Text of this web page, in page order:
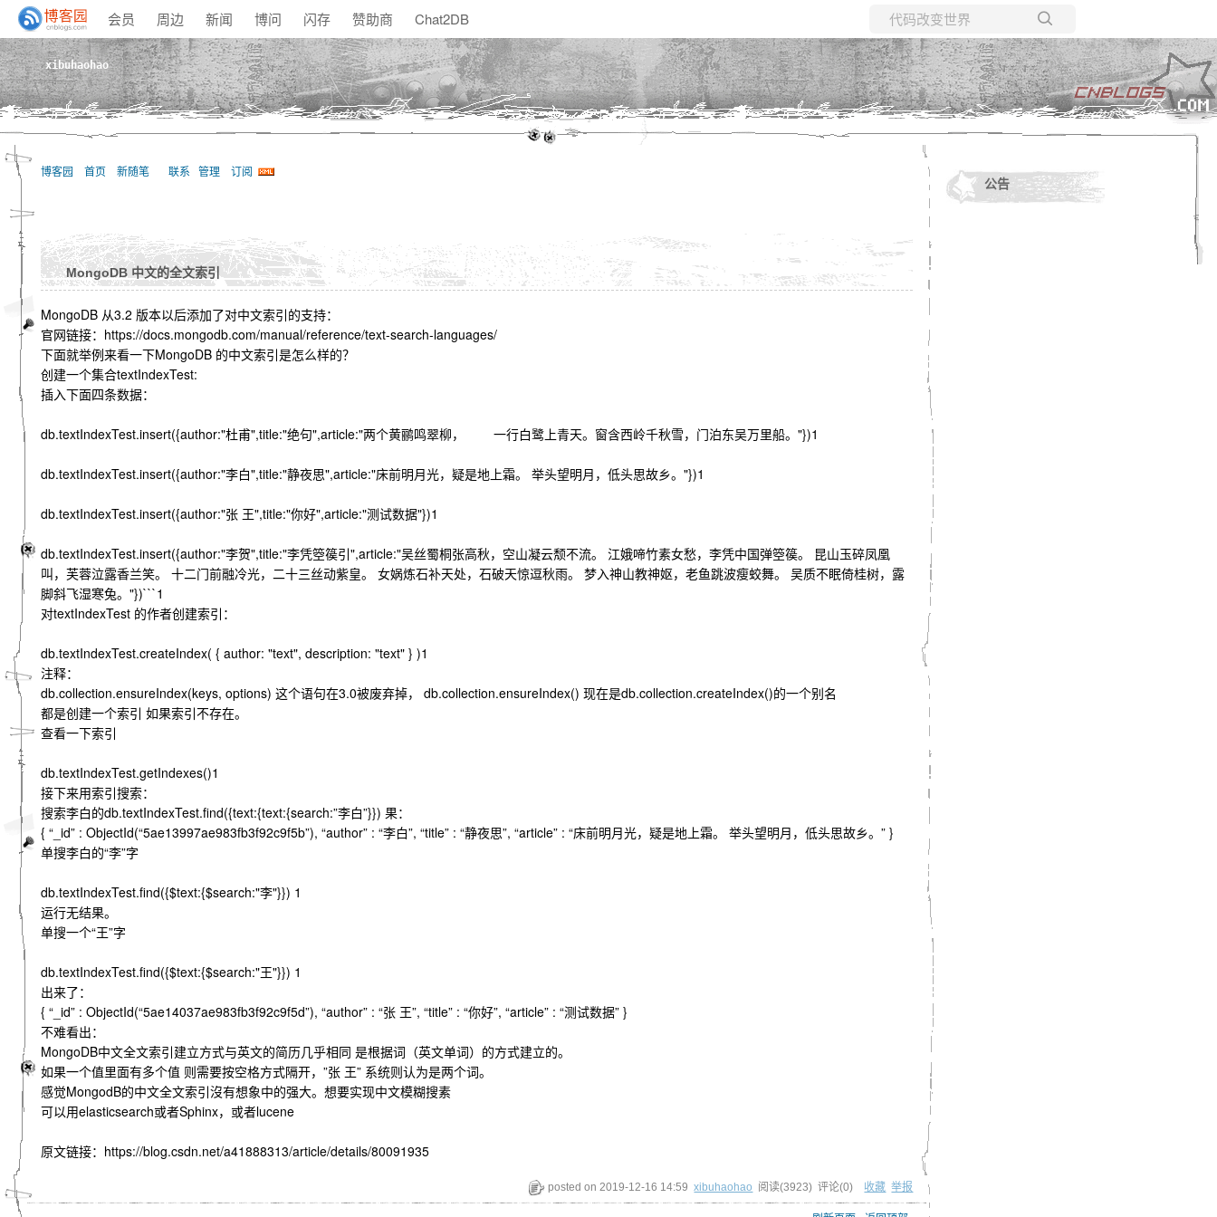
会员 周边 新闻 博问 闪存 赞助商 Chat2DB
所有博客
当前博客
xibuhaohao
博客园 首页 新随笔 联系 管理 订阅
MongoDB 中文的全文索引
MongoDB 从3.2 版本以后添加了对中文索引的支持：
官网链接：https://docs.mongodb.com/manual/reference/text-search-languages/
下面就举例来看一下MongoDB 的中文索引是怎么样的？
创建一个集合textIndexTest:
插入下面四条数据：
db.textIndexTest.insert({author:"杜甫",title:"绝句",article:"两个黄鹂鸣翠柳， 一行白鹭上青天。窗含西岭千秋雪，门泊东吴万里船。"})1
db.textIndexTest.insert({author:"李白",title:"静夜思",article:"床前明月光，疑是地上霜。 举头望明月，低头思故乡。"})1
db.textIndexTest.insert({author:"张 王",title:"你好",article:"测试数据"})1
db.textIndexTest.insert({author:"李贺",title:"李凭箜篌引",article:"吴丝蜀桐张高秋，空山凝云颓不流。 江娥啼竹素女愁，李凭中国弹箜篌。 昆山玉碎凤凰
叫，芙蓉泣露香兰笑。 十二门前融冷光，二十三丝动紫皇。 女娲炼石补天处，石破天惊逗秋雨。 梦入神山教神妪，老鱼跳波瘦蛟舞。 吴质不眠倚桂树，露
脚斜飞湿寒兔。"})```1
对textIndexTest 的作者创建索引：
db.textIndexTest.createIndex( { author: "text", description: "text" } )1
注释：
db.collection.ensureIndex(keys, options) 这个语句在3.0被废弃掉， db.collection.ensureIndex() 现在是db.collection.createIndex()的一个别名
都是创建一个索引 如果索引不存在。
查看一下索引
db.textIndexTest.getIndexes()1
接下来用索引搜索：
搜索李白的db.textIndexTest.find({text:{text:{search:”李白”}}) 果：
{ “_id” : ObjectId(“5ae13997ae983fb3f92c9f5b”), “author” : “李白”, “title” : “静夜思”, “article” : “床前明月光，疑是地上霜。 举头望明月，低头思故乡。” }
单搜李白的“李”字
db.textIndexTest.find({$text:{$search:"李"}}) 1
运行无结果。
单搜一个“王”字
db.textIndexTest.find({$text:{$search:"王"}}) 1
出来了：
{ “_id” : ObjectId(“5ae14037ae983fb3f92c9f5d”), “author” : “张 王”, “title” : “你好”, “article” : “测试数据” }
不难看出：
MongoDB中文全文索引建立方式与英文的简历几乎相同 是根据词（英文单词）的方式建立的。
如果一个值里面有多个值 则需要按空格方式隔开，”张 王” 系统则认为是两个词。
感觉MongodB的中文全文索引沒有想象中的强大。想要实现中文模糊搜素
可以用elasticsearch或者Sphinx，或者lucene
原文链接：https://blog.csdn.net/a41888313/article/details/80091935
posted on2019-12-16 14:59 xibuhaohao 阅读(3923) 评论(0) 收藏 举报
公告